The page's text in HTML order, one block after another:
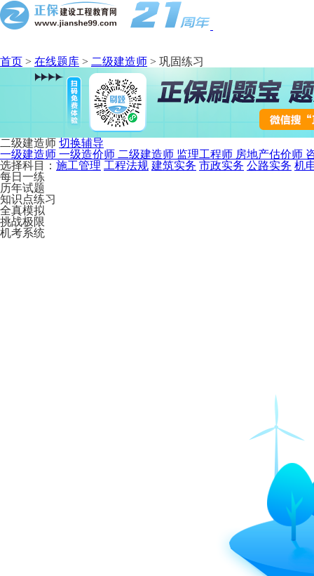
首页 > 在线题库 > 二级建造师 > 巩固练习
二级建造师 切换辅导
一级建造师 一级造价师 二级建造师 监理工程师 房地产估价师
选择科目： 施工管理 工程法规 建筑实务 市政实务 公路实务 机
每日一练
历年试题
知识点练习
全真模拟
挑战极限
机考系统